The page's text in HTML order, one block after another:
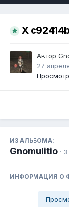
X
Автор
27
ИЗ АЛЬБОМА:
Gnomulitio ·
ИНФОРМАЦИЯ О